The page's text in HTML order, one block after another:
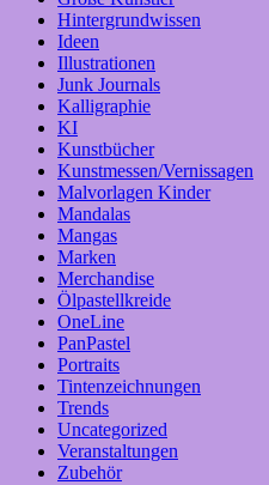
Hintergrundwissen
Ideen
Illustrationen
Junk Journals
Kalligraphie
KI
Kunstbücher
Kunstmessen/Vernissagen
Malvorlagen Kinder
Mandalas
Mangas
Marken
Merchandise
Ölpastellkreide
OneLine
PanPastel
Portraits
Tintenzeichnungen
Trends
Uncategorized
Veranstaltungen
Zubehör